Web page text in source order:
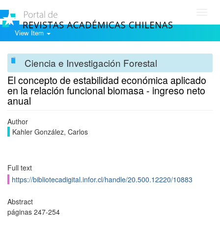
View Item
Ciencia e Investigación Forestal
El concepto de estabilidad económica aplicado
en la relación funcional biomasa - ingreso neto
anual
Author
Kahler González, Carlos
Full text
https://bibliotecadigital.infor.cl/handle/20.500.12220/10883
Abstract
páginas 247-254